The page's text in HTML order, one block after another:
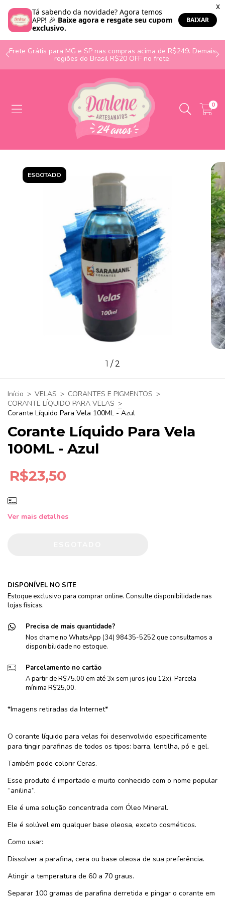
Frete Grátis para MG e SP nas compras acima de R$249. Demais
regiões do Brasil R$20 OFF no frete.
0
ESGOTADO
1 /2
Início > VELAS > CORANTES E PIGMENTOS >
CORANTE LÍQUIDO PARA VELAS >
Corante Líquido Para Vela 100ML - Azul
Corante Líquido Para Vela
100ML - Azul
R$23,50
Ver mais detalhes
DISPONÍVEL NO SITE
Estoque exclusivo para comprar online. Consulte disponibilidade nas
lojas físicas.
Precisa de mais quantidade?
Nos chame no WhatsApp (34) 98435-5252 que consultamos a
disponibilidade no estoque.
Parcelamento no cartão
A partir de R$75.00 em até 3x sem juros (ou 12x). Parcela
mínima R$25,00.
*Imagens retiradas da Internet*
O corante líquido para velas foi desenvolvido especificamente
para tingir parafinas de todos os tipos: barra, lentilha, pó e gel.
Também pode colorir Ceras.
Esse produto é importado e muito conhecido com o nome popular
“anilina”.
Ele é uma solução concentrada com Óleo Mineral.
Ele é solúvel em qualquer base oleosa, exceto cosméticos.
Como usar:
Dissolver a parafina, cera ou base oleosa de sua preferência.
Atingir a temperatura de 60 a 70 graus.
Separar 100 gramas de parafina derretida e pingar o corante em